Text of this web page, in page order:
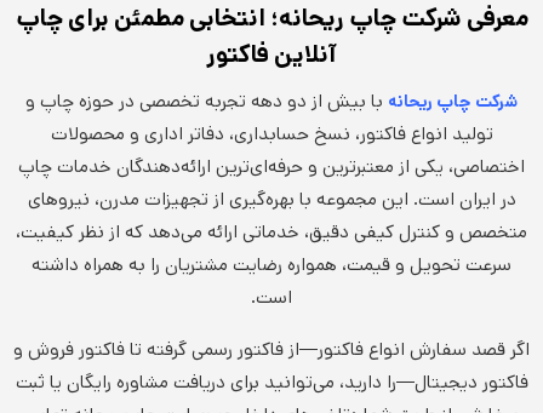
معرفی شرکت چاپ ریحانه؛ انتخابی مطمئن برای چاپ
آنلاین فاکتور
شرکت چاپ ریحانه با بیش از دو دهه تجربه تخصصی در حوزه چاپ و
تولید انواع فاکتور، نسخ حسابداری، دفاتر اداری و محصولات
اختصاصی، یکی از معتبرترین و حرفه‌ای‌ترین ارائه‌دهندگان خدمات چاپ
در ایران است. این مجموعه با بهره‌گیری از تجهیزات مدرن، نیروهای
متخصص و کنترل کیفی دقیق، خدماتی ارائه می‌دهد که از نظر کیفیت،
سرعت تحویل و قیمت، همواره رضایت مشتریان را به همراه داشته
است.
اگر قصد سفارش انواع فاکتور—از فاکتور رسمی گرفته تا فاکتور فروش و
فاکتور دیجیتال—را دارید، می‌توانید برای دریافت مشاوره رایگان یا ثبت